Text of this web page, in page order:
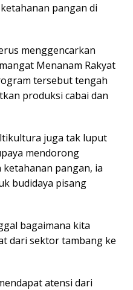
pangan di
menggencarkan
Menanam Rakyat
tersebut tengah
produksi cabai dan
juga tak luput
mendorong
pangan, ia
budidaya pisang
bagaimana kita
dari sektor tambang ke
atensi dari